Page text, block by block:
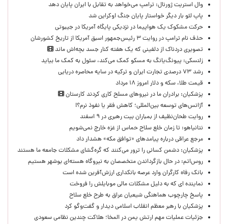
وال‌ استریت ژورنال: ترامپ می‌خواهد به تقابل با ایران پایان دهد
پاپ لئو بار دیگر خواستار پایان جنگ اوکراین شد
حرکت مشکوک یک هواپیما در نزدیکی پایگاه آمریکا در جیبوتی
حذف نام ترامپ در روایت ۳ رئیس‌جمهور اسبق آمریکا از تاریخ کشورشان
تصویری دردناک از دلفینی که یک هفته کنار جسد بچه‌اش ماند
زلنسکی: پیونگ‌یانگ به مسکو کمک می‌کند، سئول به کمک ما بیاید
رشد ۷۳ درصدی تجارت ایران و ترکیه در سایه محاصره دریایی
قیمت طلا، سکه و دلار امروز ۱۸ مرداد
پزشکیان: برادران ما در نیروهای مسلح کاری کردند کارستان
آژانس‌های توسعه بین‌المللی؛ کاهش فقر یا نفوذ نرم؟!
روایت طحان‌نظیف از بمباران بیت رهبری در ۹ اسفند
نتانیاهو: تا زمان خلع سلاح حماس از غزه خارج نمی‌شویم
مرجع عراقی درباره پیامدهای «توافق مکه» هشدار داد
پزشکیان: دشمن کسانی را ترور می‌کنند که گره‌گشای مشکلات جامعه ما هستند
روس‌اتم: در حال بازگرداندن متخصصان به نیروگاه هسته‌ای بوشهر هستیم
بانک رفاه کارگران وارد عرصه بانکداری ارزش‌آفرین شده است
نماینده ای که به دلیل مشکلات مالی موبایلش را فروخت
پاسخ چارچوب هماهنگی شیعیان عراق به طرح خلع سلاح
پزشکیان با رهبر معظم انقلاب اسلامی دیدار و گفت‌وگو کرد
جزئیات عملیات مهم ارتش یمن در المخا؛ هلاکت چندین نظامی سعودی